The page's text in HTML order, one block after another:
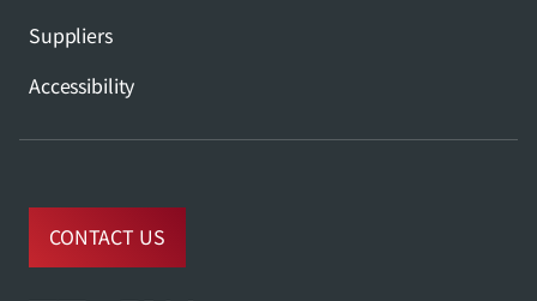
Suppliers
Accessibility
CONTACT US